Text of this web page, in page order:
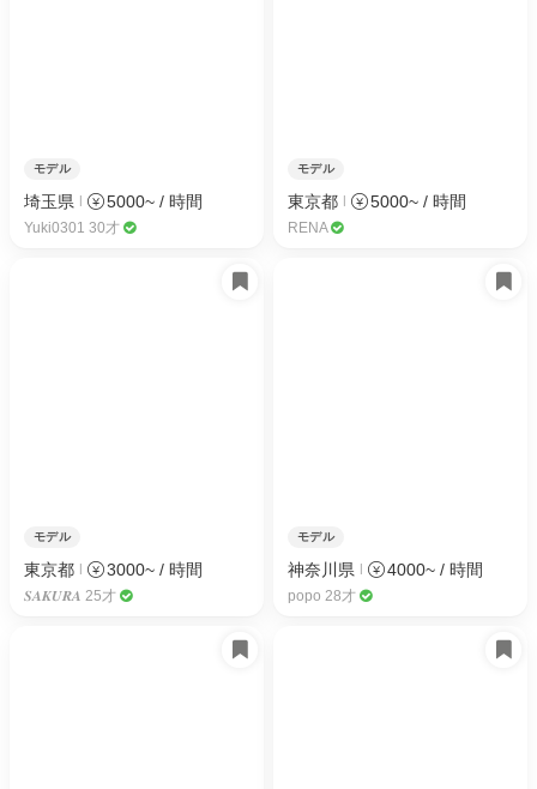
モデル
埼玉県 5000~ / 時間
Yuki0301 30才
モデル
東京都 5000~ / 時間
RENA
モデル
東京都 3000~ / 時間
𝑺𝑨𝑲𝑼𝑹𝑨 25才
モデル
神奈川県 4000~ / 時間
popo 28才